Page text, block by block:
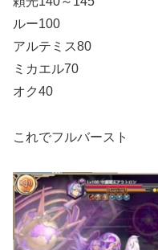
ルー100
アルテミス80
ミカエル70
オク40
これでフルバースト